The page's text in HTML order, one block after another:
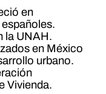
en
la UNAH.
en México
urbano.
Vivienda.